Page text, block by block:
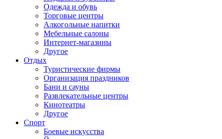
Одежда и обувь
Торговые центры
Алкогольные напитки
Мебельные салоны
Интернет-магазины
Другое
Отдых
Туристические фирмы
Организация праздников
Бани и сауны
Развлекательные центры
Кинотеатры
Другое
Спорт
Боевые искусства